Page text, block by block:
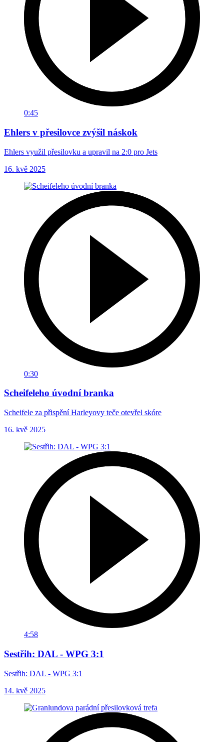
0:45
Ehlers v přesilovce zvýšil náskok
Ehlers využil přesilovku a upravil na 2:0 pro Jets
16. kvě 2025
0:30
Scheifeleho úvodní branka
Scheifele za přispění Harleyovy teče otevřel skóre
16. kvě 2025
4:58
Sestřih: DAL - WPG 3:1
Sestřih: DAL - WPG 3:1
14. kvě 2025